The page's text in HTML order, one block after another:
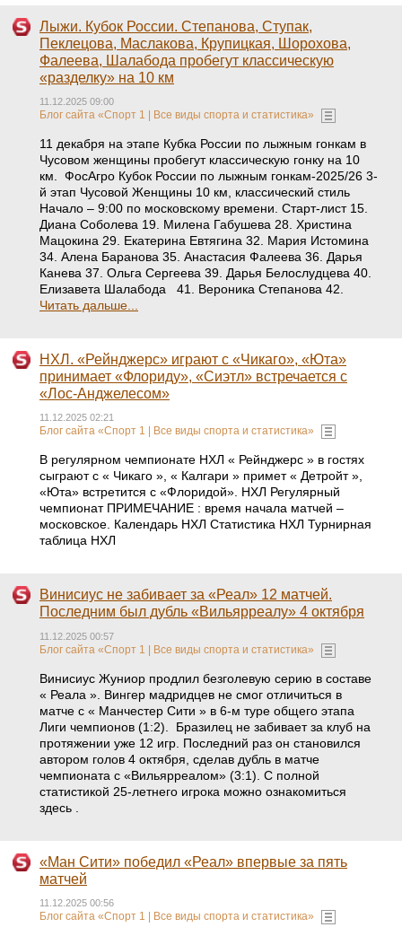
Лыжи. Кубок России. Степанова, Ступак,
Пеклецова, Маслакова, Крупицкая, Шорохова,
Фалеева, Шалабода пробегут классическую
«разделку» на 10 км
11.12.2025 09:00
Блог сайта «Спорт 1 | Все виды спорта и статистика»
11 декабря на этапе Кубка России по лыжным гонкам в
Чусовом женщины пробегут классическую гонку на 10
км. ФосАгро Кубок России по лыжным гонкам-2025/26 3-
й этап Чусовой Женщины 10 км, классический стиль
Начало – 9:00 по московскому времени. Старт-лист 15.
Диана Соболева 19. Милена Габушева 28. Христина
Мацокина 29. Екатерина Евтягина 32. Мария Истомина
34. Алена Баранова 35. Анастасия Фалеева 36. Дарья
Канева 37. Ольга Сергеева 39. Дарья Белослудцева 40.
Елизавета Шалабода 41. Вероника Степанова 42.
Читать дальше...
НХЛ. «Рейнджерс» играют с «Чикаго», «Юта»
принимает «Флориду», «Сиэтл» встречается с
«Лос-Анджелесом»
11.12.2025 02:21
Блог сайта «Спорт 1 | Все виды спорта и статистика»
В регулярном чемпионате НХЛ « Рейнджерс » в гостях
сыграют с « Чикаго », « Калгари » примет « Детройт »,
«Юта» встретится с «Флоридой». НХЛ Регулярный
чемпионат ПРИМЕЧАНИЕ : время начала матчей –
московское. Календарь НХЛ Статистика НХЛ Турнирная
таблица НХЛ
Винисиус не забивает за «Реал» 12 матчей.
Последним был дубль «Вильярреалу» 4 октября
11.12.2025 00:57
Блог сайта «Спорт 1 | Все виды спорта и статистика»
Винисиус Жуниор продлил безголевую серию в составе
« Реала ». Вингер мадридцев не смог отличиться в
матче с « Манчестер Сити » в 6-м туре общего этапа
Лиги чемпионов (1:2). Бразилец не забивает за клуб на
протяжении уже 12 игр. Последний раз он становился
автором голов 4 октября, сделав дубль в матче
чемпионата с «Вильярреалом» (3:1). С полной
статистикой 25-летнего игрока можно ознакомиться
здесь .
«Ман Сити» победил «Реал» впервые за пять
матчей
11.12.2025 00:56
Блог сайта «Спорт 1 | Все виды спорта и статистика»